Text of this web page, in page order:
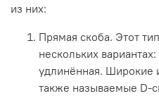
из них:
Прямая скоба. Этот тип
нескольких вариантах:
удлинённая. Широкие
также называемые D-